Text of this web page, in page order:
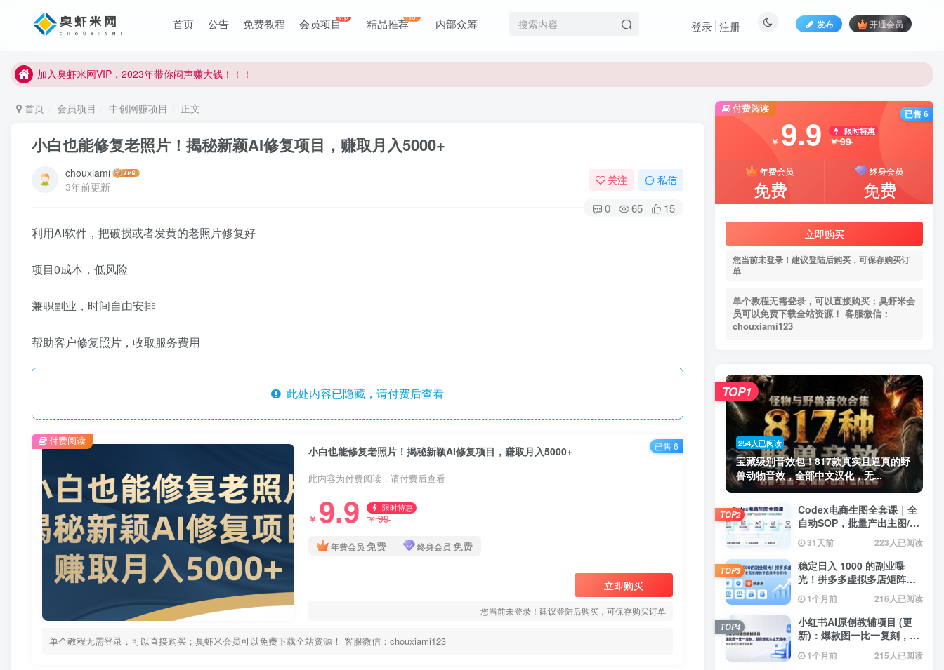
首页 公告 免费教程 会员项目vip 精品推荐Hot 内部众筹 发布 开通会员
登录 注册
加入臭虾米网VIP，2023年带你闷声赚大钱！！！
加入臭虾米网VIP，2023年带你闷声赚大钱！！！
首页 会员项目 中创网赚项目 正文
小白也能修复老照片！揭秘新颖AI修复项目，赚取月入5000+
chouxiami
3年前更新
关注 私信
0 65 15
利用AI软件，把破损或者发黄的老照片修复好
项目0成本，低风险
兼职副业，时间自由安排
帮助客户修复照片，收取服务费用
此处内容已隐藏，请付费后查看
小白也能修复老照片！揭秘新颖AI修复项目，赚取月入5000+
此内容为付费阅读，请付费后查看
￥ 9.9 限时特惠
￥99
年费会员 免费 终身会员 免费
立即购买
您当前未登录！建议登陆后购买，可保存购买订单
单个教程无需登录，可以直接购买；臭虾米会员可以免费下载全站资源！ 客服微信：chouxiami123
付费阅读 已售 6
付费阅读
￥ 9.9 限时特惠
￥99
年费会员
免费
终身会员
免费
立即购买
您当前未登录！建议登陆后购买，可保存购买订
单
单个教程无需登录，可以直接购买；臭虾米会
员可以免费下载全站资源！ 客服微信：
chouxiami123
已售 6
254人已阅读
宝藏级别音效包！817款真实且逼真的野
兽动物音效，全部中文汉化，无...
TOP1
Codex电商生图全套课｜全
自动SOP，批量产出主图/海
报/小红书封面素材
31天前 223人已阅读
TOP2
稳定日入 1000 的副业曝
光！拼多多虚拟多店矩阵，
全套实操教学直接带你落地
1个月前 216人已阅读
TOP3
小红书AI原创教辅项目 (更
新)：爆款图一比一复刻，题
目随机生成无限换，纯AI原
创不用手动排版
1个月前 215人已阅读
TOP4